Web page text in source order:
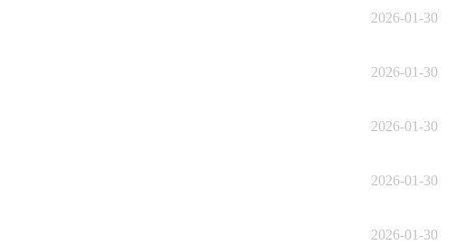
2026-01-30
2026-01-30
2026-01-30
2026-01-30
2026-01-30